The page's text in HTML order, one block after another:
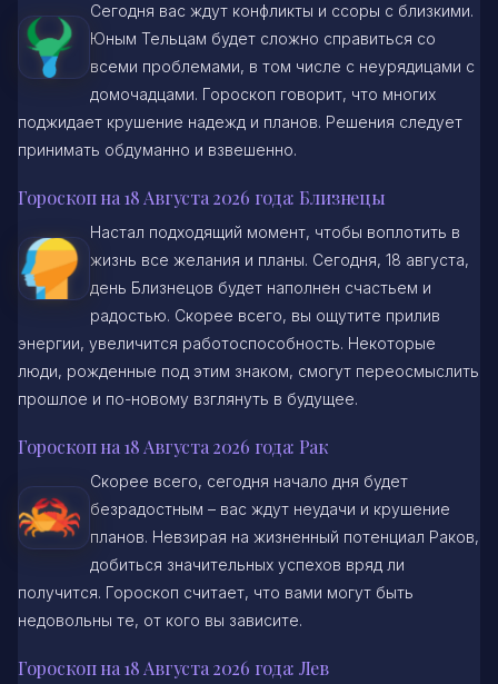
Сегодня вас ждут конфликты и ссоры с близкими.
Юным Тельцам будет сложно справиться со
всеми проблемами, в том числе с неурядицами с
домочадцами. Гороскоп говорит, что многих
поджидает крушение надежд и планов. Решения следует
принимать обдуманно и взвешенно.
Гороскоп на 18 Августа 2026 года: Близнецы
Настал подходящий момент, чтобы воплотить в
жизнь все желания и планы. Сегодня, 18 августа,
день Близнецов будет наполнен счастьем и
радостью. Скорее всего, вы ощутите прилив
энергии, увеличится работоспособность. Некоторые
люди, рожденные под этим знаком, смогут переосмыслить
прошлое и по-новому взглянуть в будущее.
Гороскоп на 18 Августа 2026 года: Рак
Скорее всего, сегодня начало дня будет
безрадостным – вас ждут неудачи и крушение
планов. Невзирая на жизненный потенциал Раков,
добиться значительных успехов вряд ли
получится. Гороскоп считает, что вами могут быть
недовольны те, от кого вы зависите.
Гороскоп на 18 Августа 2026 года: Лев